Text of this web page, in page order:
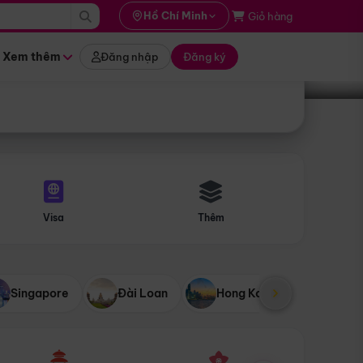
Hồ Chí Minh Giỏ hàng
Xem thêm Đăng nhập Đăng ký
Tìm tour
Visa Thêm
Singapore Đài Loan Hong Kong